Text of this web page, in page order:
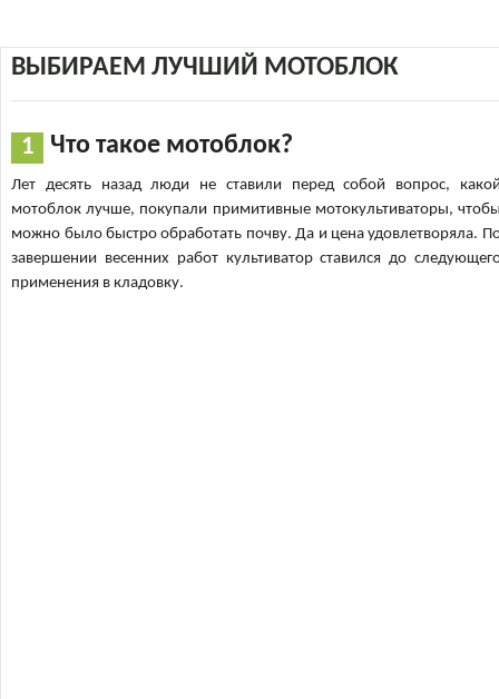
ВЫБИРАЕМ ЛУЧШИЙ МОТОБЛОК
Что такое мотоблок?
Лет десять назад люди не ставили перед собой вопрос,
мотоблок лучше, покупали примитивные мотокультиваторы,
можно было быстро обработать почву. Да и цена удовлетворяла.
завершении весенних работ культиватор ставился до
применения в кладовку.